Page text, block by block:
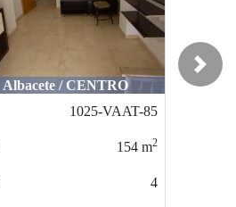
Albacete / SAN PEDRO
1003-VPAB2-156
78m2
2
Next